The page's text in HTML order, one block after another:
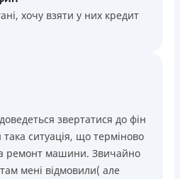
хочу взяти у них кредит
звертатися до фін
така ситуація, що терміново
ремонт машини. Звичайно
мені відмовили( але